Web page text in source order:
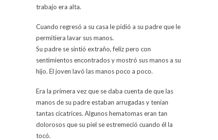
trabajo era alta.
Cuando regresó a su casa le pidió a su padre que le
permitiera lavar sus manos.
Su padre se sintió extraño, feliz pero con
sentimientos encontrados y mostró sus manos a su
hijo. El joven lavó las manos poco a poco.
Era la primera vez que se daba cuenta de que las
manos de su padre estaban arrugadas y tenían
tantas cicatrices. Algunos hematomas eran tan
dolorosos que su piel se estremeció cuando él la
tocó.